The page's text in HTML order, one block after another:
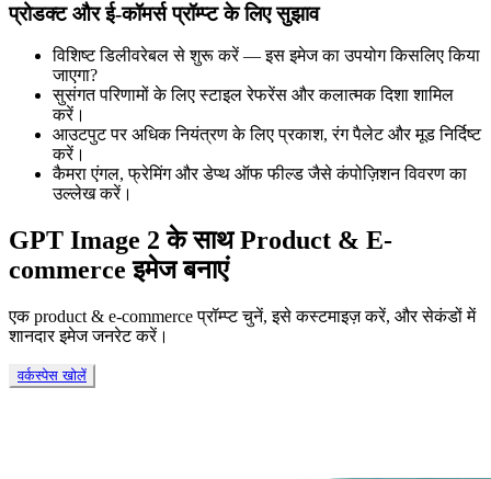
प्रोडक्ट और ई-कॉमर्स प्रॉम्प्ट के लिए सुझाव
विशिष्ट डिलीवरेबल से शुरू करें — इस इमेज का उपयोग किसलिए किया
जाएगा?
सुसंगत परिणामों के लिए स्टाइल रेफरेंस और कलात्मक दिशा शामिल
करें।
आउटपुट पर अधिक नियंत्रण के लिए प्रकाश, रंग पैलेट और मूड निर्दिष्ट
करें।
कैमरा एंगल, फ्रेमिंग और डेप्थ ऑफ फील्ड जैसे कंपोज़िशन विवरण का
उल्लेख करें।
GPT Image 2 के साथ Product & E-
commerce इमेज बनाएं
एक product & e-commerce प्रॉम्प्ट चुनें, इसे कस्टमाइज़ करें, और सेकंडों में
शानदार इमेज जनरेट करें।
वर्कस्पेस खोलें